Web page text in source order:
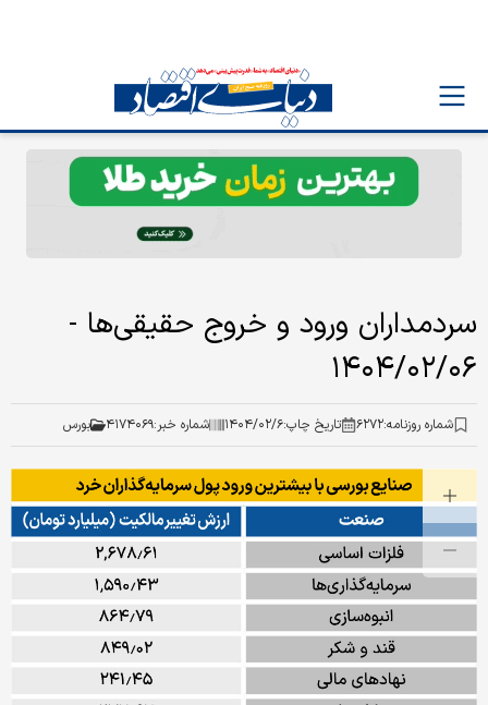
سردمداران ورود و خروج حقیقی‌ها -
۱۴۰۴/۰۲/۰۶
شماره روزنامه:۶۲۷۲ تاریخ چاپ:۱۴۰۴/۰۲/۶ شماره خبر:۴۱۷۴۰۶۹ بورس